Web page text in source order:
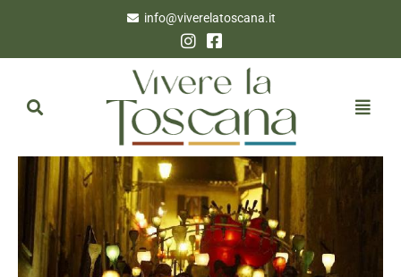
info@viverelatoscana.it